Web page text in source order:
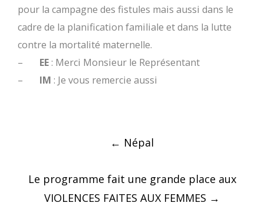
pour la campagne des fistules mais aussi dans le
cadre de la planification familiale et dans la lutte
contre la mortalité maternelle.
– EE : Merci Monsieur le Représentant
– IM : Je vous remercie aussi
← Népal
Le programme fait une grande place aux
VIOLENCES FAITES AUX FEMMES →